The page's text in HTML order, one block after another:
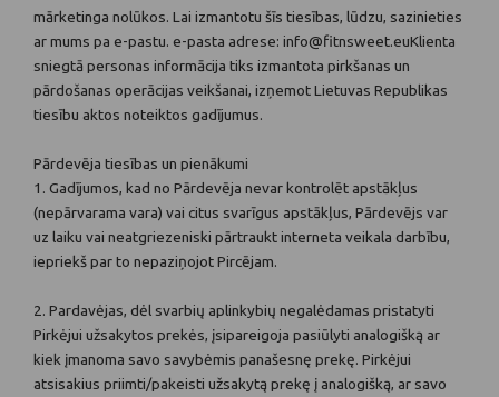
mārketinga nolūkos. Lai izmantotu šīs tiesības, lūdzu, sazinieties
ar mums pa e-pastu. e-pasta adrese: info@fitnsweet.euKlienta
sniegtā personas informācija tiks izmantota pirkšanas un
pārdošanas operācijas veikšanai, izņemot Lietuvas Republikas
tiesību aktos noteiktos gadījumus.
Pārdevēja tiesības un pienākumi
1. Gadījumos, kad no Pārdevēja nevar kontrolēt apstākļus
(nepārvarama vara) vai citus svarīgus apstākļus, Pārdevējs var
uz laiku vai neatgriezeniski pārtraukt interneta veikala darbību,
iepriekš par to nepaziņojot Pircējam.
2. Pardavėjas, dėl svarbių aplinkybių negalėdamas pristatyti
Pirkėjui užsakytos prekės, įsipareigoja pasiūlyti analogišką ar
kiek įmanoma savo savybėmis panašesnę prekę. Pirkėjui
atsisakius priimti/pakeisti užsakytą prekę į analogišką, ar savo